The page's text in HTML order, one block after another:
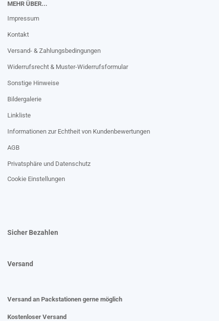
MEHR ÜBER...
Impressum
Kontakt
Versand- & Zahlungsbedingungen
Widerrufsrecht & Muster-Widerrufsformular
Sonstige Hinweise
Bildergalerie
Linkliste
Informationen zur Echtheit von Kundenbewertungen
AGB
Privatsphäre und Datenschutz
Cookie Einstellungen
Sicher Bezahlen
Versand
Versand an Packstationen gerne möglich
Kostenloser Versand